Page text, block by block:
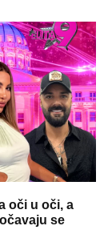
oči u oči, a
se